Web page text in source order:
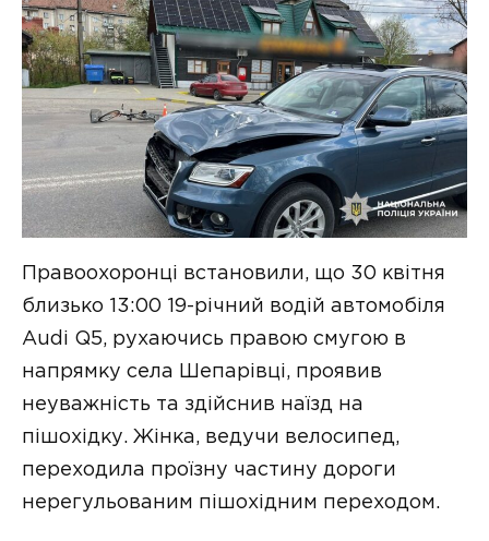
Правоохоронці встановили, що 30 квітня
близько 13:00 19-річний водій автомобіля
Audi Q5, рухаючись правою смугою в
напрямку села Шепарівці, проявив
неуважність та здійснив наїзд на
пішохідку. Жінка, ведучи велосипед,
переходила проїзну частину дороги
нерегульованим пішохідним переходом.